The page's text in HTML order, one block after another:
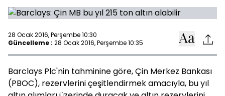
28 Ocak 2016, Perşembe 10:30
Güncelleme : 28 Ocak 2016, Perşembe 10:35
Barclays Plc'nin tahminine göre, Çin Merkez Bankası
(PBOC), rezervlerini çeşitlendirmek amacıyla, bu yıl